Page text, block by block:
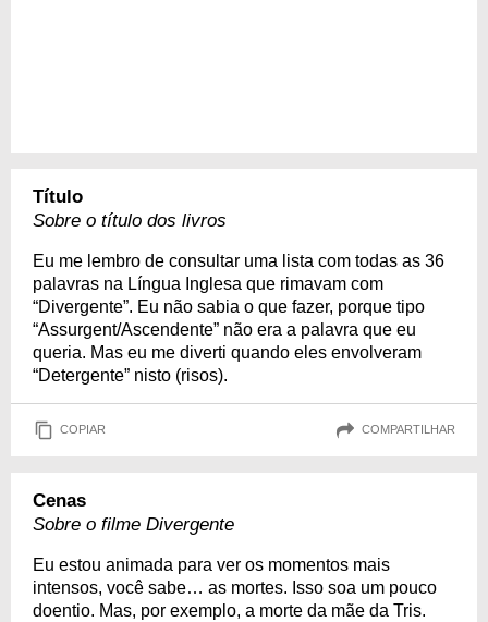
Título
Sobre o título dos livros
Eu me lembro de consultar uma lista com todas as 36
palavras na Língua Inglesa que rimavam com
“Divergente”. Eu não sabia o que fazer, porque tipo
“Assurgent/Ascendente” não era a palavra que eu
queria. Mas eu me diverti quando eles envolveram
“Detergente” nisto (risos).
COPIAR COMPARTILHAR
Cenas
Sobre o filme Divergente
Eu estou animada para ver os momentos mais
intensos, você sabe… as mortes. Isso soa um pouco
doentio. Mas, por exemplo, a morte da mãe da Tris.